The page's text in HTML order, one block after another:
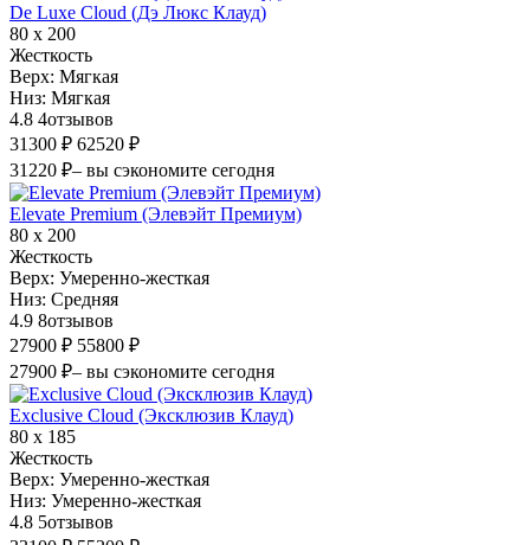
De Luxe Cloud (Дэ Люкс Клауд)
80 х 200
Жесткость
Верх: Мягкая
Низ: Мягкая
4.8 4отзывов
31300 ₽ 62520 ₽
31220 ₽– вы сэкономите сегодня
Elevate Premium (Элевэйт Премиум)
80 х 200
Жесткость
Верх: Умеренно-жесткая
Низ: Средняя
4.9 8отзывов
27900 ₽ 55800 ₽
27900 ₽– вы сэкономите сегодня
Exclusive Cloud (Эксклюзив Клауд)
80 х 185
Жесткость
Верх: Умеренно-жесткая
Низ: Умеренно-жесткая
4.8 5отзывов